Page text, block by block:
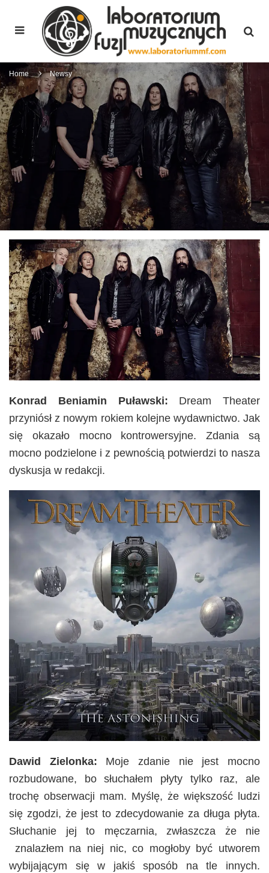
Home Newsy
Konrad Beniamin Puławski: Dream Theater
przyniósł z nowym rokiem kolejne wydawnictwo. Jak
się okazało mocno kontrowersyjne. Zdania są
mocno podzielone i z pewnością potwierdzi to nasza
dyskusja w redakcji.
Dawid Zielonka: Moje zdanie nie jest mocno
rozbudowane, bo słuchałem płyty tylko raz, ale
trochę obserwacji mam. Myślę, że większość ludzi
się zgodzi, że jest to zdecydowanie za długa płyta.
Słuchanie jej to męczarnia, zwłaszcza że nie
znalazłem na niej nic, co mogłoby być utworem
wybijającym się w jakiś sposób na tle innych.